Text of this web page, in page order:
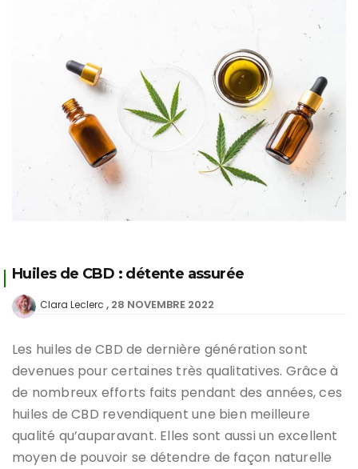
Huiles de CBD : détente assurée
Clara Leclerc 28 NOVEMBRE 2022
Les huiles de CBD de dernière génération sont
devenues pour certaines très qualitatives. Grâce à
de nombreux efforts faits pendant des années, ces
huiles de CBD revendiquent une bien meilleure
qualité qu’auparavant. Elles sont aussi un excellent
moyen de pouvoir se détendre de façon naturelle